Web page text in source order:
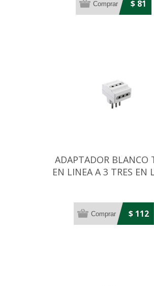
$ 81
ADAPTADOR BLANCO
EN LINEA A 3 TRES EN
$ 112